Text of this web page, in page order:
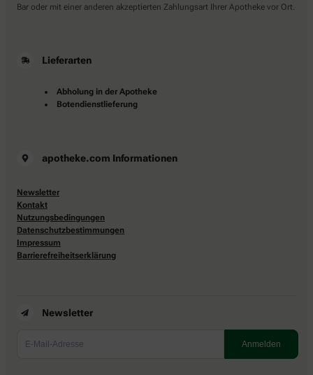
Bar oder mit einer anderen akzeptierten Zahlungsart Ihrer Apotheke vor Ort.
Lieferarten
Abholung in der Apotheke
Botendienstlieferung
apotheke.com Informationen
Newsletter
Kontakt
Nutzungsbedingungen
Datenschutzbestimmungen
Impressum
Barrierefreiheitserklärung
Newsletter